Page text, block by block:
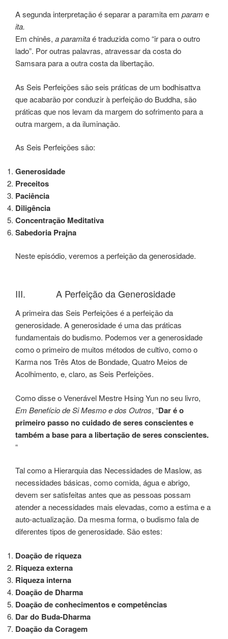
A segunda interpretação é separar a paramita em param e
ita.
Em chinês, a paramitaé traduzida como “ir para o outro
lado”. Por outras palavras, atravessar da costa do
Samsara para a outra costa da libertação.
As Seis Perfeições são seis práticas de um bodhisattva
que acabarão por conduzir à perfeição do Buddha, são
práticas que nos levam da margem do sofrimento para a
outra margem, a da iluminação.
As Seis Perfeições são:
Generosidade
Preceitos
Paciência
Diligência
Concentração Meditativa
Sabedoria Prajna
Neste episódio, veremos a perfeição da generosidade.
III. A Perfeição da Generosidade
A primeira das Seis Perfeições é a perfeição da
generosidade. A generosidade é uma das práticas
fundamentais do budismo. Podemos ver a generosidade
como o primeiro de muitos métodos de cultivo, como o
Karma nos Três Atos de Bondade, Quatro Meios de
Acolhimento, e, claro, as Seis Perfeições.
Como disse o Venerável Mestre Hsing Yun no seu livro,
Em Benefício de Si Mesmo e dos Outros, “Dar é o
primeiro passo no cuidado de seres conscientes e
também a base para a libertação de seres conscientes.
“
Tal como a Hierarquia das Necessidades de Maslow, as
necessidades básicas, como comida, água e abrigo,
devem ser satisfeitas antes que as pessoas possam
atender a necessidades mais elevadas, como a estima e a
auto-actualização. Da mesma forma, o budismo fala de
diferentes tipos de generosidade. São estes:
Doação de riqueza
Riqueza externa
Riqueza interna
Doação de Dharma
Doação de conhecimentos e competências
Dar do Buda-Dharma
Doação da Coragem